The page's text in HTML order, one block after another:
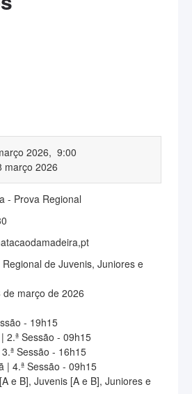
2026, 9:00
março 2026
- Prova Regional
de Juvenis, Juniores e
março de 2026
- 19h15
2.ª Sessão - 09h15
Sessão - 16h15
| 4.ª Sessão - 09h15
e B], Juvenis [A e B], Juniores e